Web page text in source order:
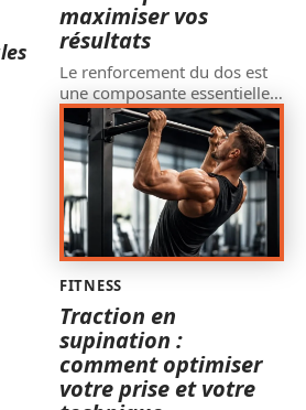
maximiser vos
résultats
Le renforcement du dos est
une composante essentielle…
FITNESS
Traction en
supination :
comment optimiser
votre prise et votre